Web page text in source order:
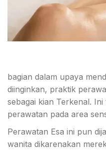
bagian dalam upaya
diinginkan, praktik
sebagai kian Terkenal.
perawatan pada area
Perawatan Esa ini pun
wanita dikarenakan